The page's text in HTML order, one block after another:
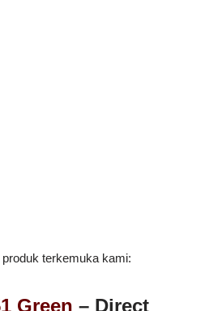
terkemuka kami:
Green – Direct